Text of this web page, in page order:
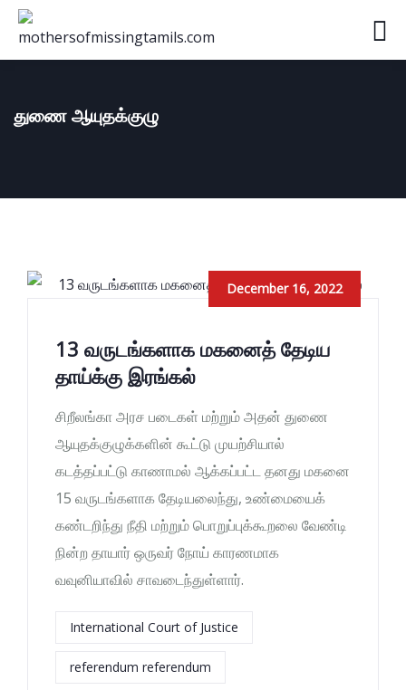
துணை ஆயுதக்குழு
December 16, 2022
13 வருடங்களாக மகனைத் தேடிய
தாய்க்கு இரங்கல்
சிறீலங்கா அரச படைகள் மற்றும் அதன் துணை
ஆயுதக்குழுக்களின் கூட்டு முயற்சியால்
கடத்தப்பட்டு காணாமல் ஆக்கப்பட்ட தனது மகனை
15 வருடங்களாக தேடியலைந்து, உண்மையைக்
கண்டறிந்து நீதி மற்றும் பொறுப்புக்கூறலை வேண்டி
நின்ற தாயார் ஒருவர் நோய் காரணமாக
வவுனியாவில் சாவடைந்துள்ளார்.
International Court of Justice
referendum referendum